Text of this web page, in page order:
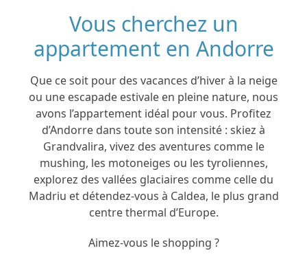
Vous cherchez un
appartement en Andorre
Que ce soit pour des vacances d’hiver à la neige
ou une escapade estivale en pleine nature, nous
avons l’appartement idéal pour vous. Profitez
d’Andorre dans toute son intensité : skiez à
Grandvalira, vivez des aventures comme le
mushing, les motoneiges ou les tyroliennes,
explorez des vallées glaciaires comme celle du
Madriu et détendez-vous à Caldea, le plus grand
centre thermal d’Europe.
Aimez-vous le shopping ?